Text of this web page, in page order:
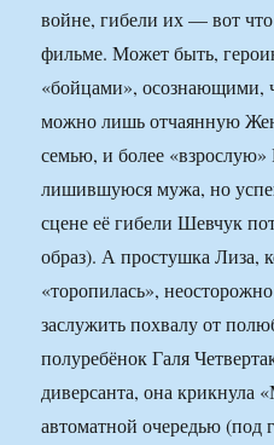
войне, гибели их — вот
фильме. Может быть,
«бойцами», осознающими,
можно лишь отчаянную
семью, и более
лишившуюся мужа, но
сцене её гибели Шевчук
образ). А простушка Лиза,
«торопилась»,
заслужить похвалу от
полуребёнок Галя
диверсанта, она крикнула
автоматной очередью (под